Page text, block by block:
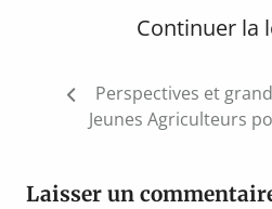
Continuer la
Navigation
Perspectives et
Jeunes Agriculteurs
Laisser un